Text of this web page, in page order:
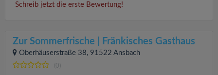
Schreib jetzt die erste Bewertung!
Zur Sommerfrische | Fränkisches Gasthaus
Oberhäuserstraße 38, 91522 Ansbach
(0)